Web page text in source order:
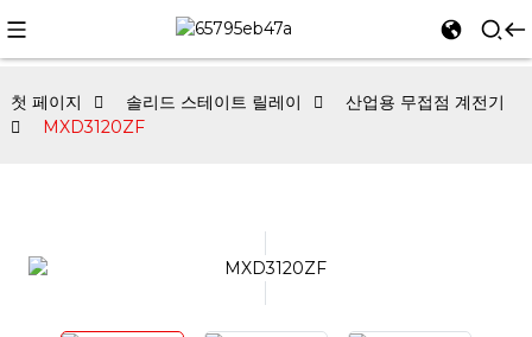
첫 페이지 솔리드 스테이트 릴레이
산업용 무접점 계전기
MXD3120ZF